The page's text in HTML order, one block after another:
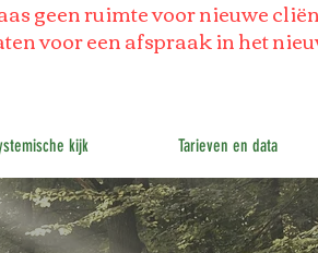
geen ruimte voor nieuwe
voor een afspraak in het
kijk Tarieven en data